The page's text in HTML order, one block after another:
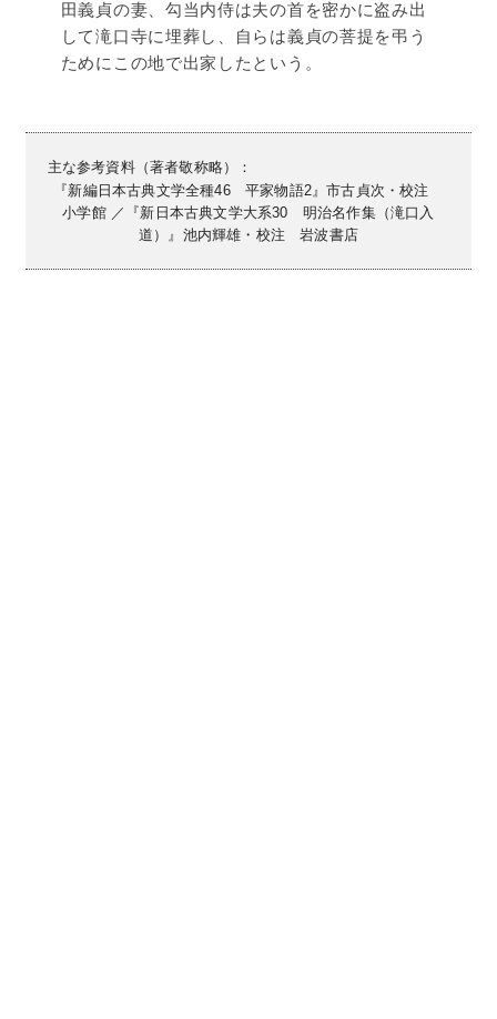
田義貞の妻、勾当内侍は夫の首を密かに盗み出
して滝口寺に埋葬し、自らは義貞の菩提を弔う
ためにこの地で出家したという。
主な参考資料（著者敬称略）：
『新編日本古典文学全種46 平家物語2』市古貞次・校注
小学館 ／『新日本古典文学大系30 明治名作集（滝口入
道）』池内輝雄・校注 岩波書店